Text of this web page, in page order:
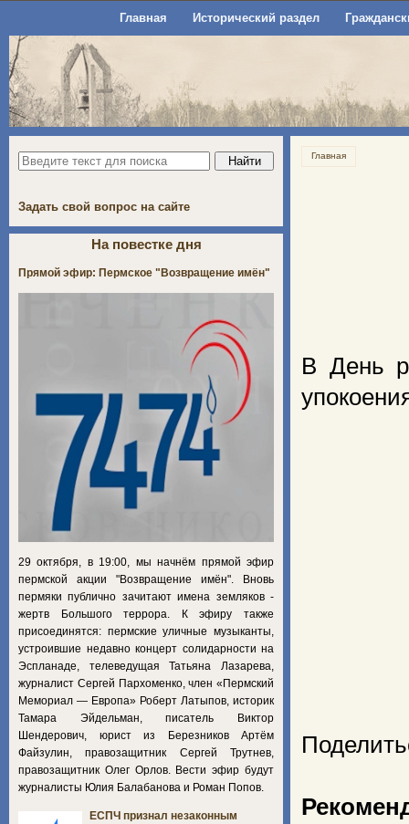
Главная Исторический раздел
Главная
В День
Задать свой вопрос на сайте
На повестке дня
Прямой эфир: Пермское "Возвращение имён"
29 октября, в 19:00, мы начнём прямой эфир
пермской акции "Возвращение имён". Вновь
пермяки публично зачитают имена земляков -
жертв Большого террора. К эфиру также
присоединятся: пермские уличные музыканты,
устроившие недавно концерт солидарности на
Эспланаде, телеведущая Татьяна Лазарева,
журналист Сергей Пархоменко, член «Пермский
Мемориал — Европа» Роберт Латыпов, историк
Тамара Эйдельман, писатель Виктор
Шендерович, юрист из Березников Артём
Файзулин, правозащитник Сергей Трутнев,
правозащитник Олег Орлов. Вести эфир будут
журналисты Юлия Балабанова и Роман Попов.
ЕСПЧ признал незаконным